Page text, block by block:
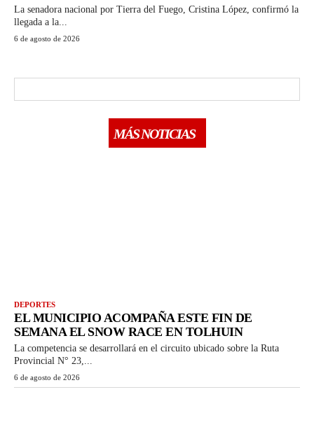
La senadora nacional por Tierra del Fuego, Cristina López, confirmó la
llegada a la...
6 de agosto de 2026
MÁS NOTICIAS
DEPORTES
EL MUNICIPIO ACOMPAÑA ESTE FIN DE
SEMANA EL SNOW RACE EN TOLHUIN
La competencia se desarrollará en el circuito ubicado sobre la Ruta
Provincial N° 23,...
6 de agosto de 2026